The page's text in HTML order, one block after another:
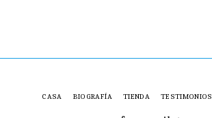
CASA BIOGRAFÍA TIENDA TESTIMONIOS